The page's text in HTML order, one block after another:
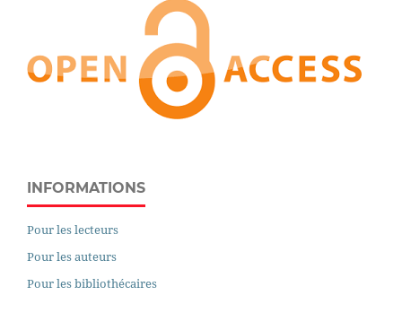
INFORMATIONS
Pour les lecteurs
Pour les auteurs
Pour les bibliothécaires